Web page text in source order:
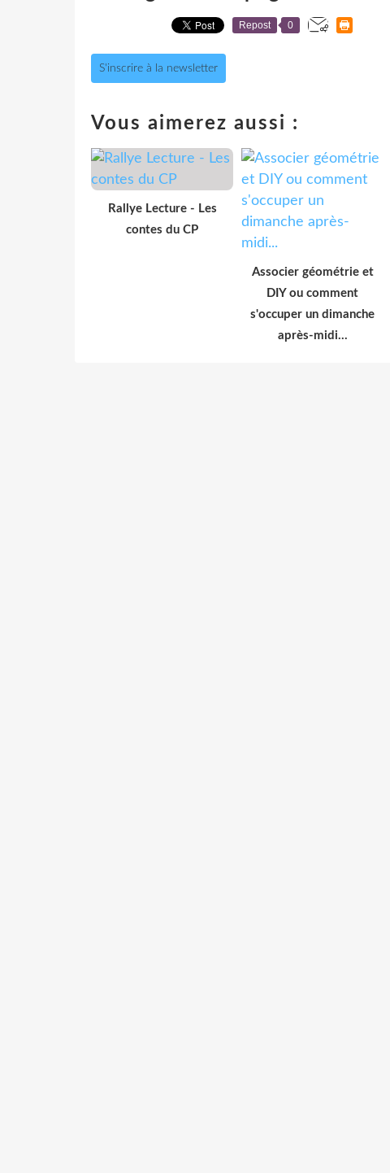
Repost 0
S'inscrire à la newsletter
Vous aimerez aussi :
Rallye Lecture - Les
contes du CP
Associer géométrie et
DIY ou comment
s'occuper un dimanche
après-midi...